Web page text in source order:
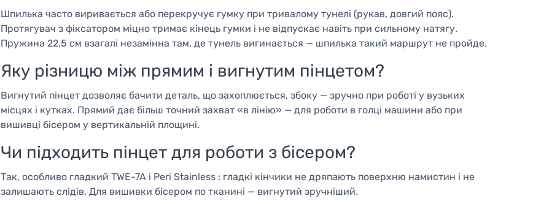
Шпилька часто виривається або перекручує гумку при тривалому тунелі (рукав, довгий пояс).
Протягувач з фіксатором міцно тримає кінець гумки і не відпускає навіть при сильному натягу.
Пружина 22,5 см взагалі незамінна там, де тунель вигинається — шпилька такий маршрут не пройде.
Яку різницю між прямим і вигнутим пінцетом?
Вигнутий пінцет дозволяє бачити деталь, що захоплюється, збоку — зручно при роботі у вузьких
місцях і кутках. Прямий дає більш точний захват «в лінію» — для роботи в голці машини або при
вишивці бісером у вертикальній площині.
Чи підходить пінцет для роботи з бісером?
Так, особливо гладкий TWE-7A і Peri Stainless : гладкі кінчики не дряпають поверхню намистин і не
залишають слідів. Для вишивки бісером по тканині — вигнутий зручніший.